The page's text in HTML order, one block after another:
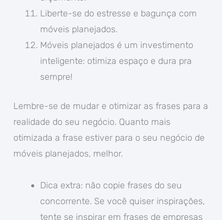
Liberte-se do estresse e bagunça com
móveis planejados.
Móveis planejados é um investimento
inteligente: otimiza espaço e dura pra
sempre!
Lembre-se de mudar e otimizar as frases para a
realidade do seu negócio. Quanto mais
otimizada a frase estiver para o seu negócio de
móveis planejados, melhor.
Dica extra: não copie frases do seu
concorrente. Se você quiser inspirações,
tente se inspirar em frases de empresas